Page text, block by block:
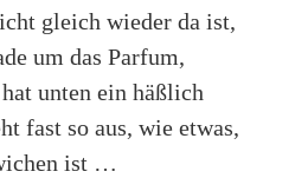
gleich wieder da ist,
um das Parfum,
unten ein häßlich
fast so aus, wie etwas,
ist …